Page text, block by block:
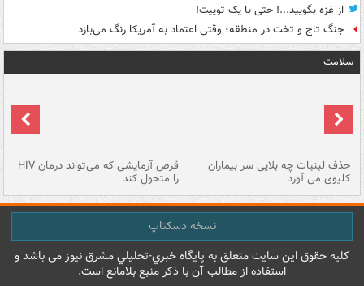
از غزه بگویید...! حتی با یک توییت!
جنگ تاج و تخت در منطقه؛ وقتی اعتماد به آمریکا رنگ می‌بازد
سلامت
حذف لبنیات چه بلایی سر بیماران
کلیوی می آورد
قرص آزمایشی که می‌تواند درمان HIV
را متحول کند
نسخه دسکتاپ
کليه حقوق اين سايت متعلق به پایگاه خبري-تحليلي مشرق نيوز می باشد و
استفاده از مطالب آن با ذکر منبع بلامانع است.